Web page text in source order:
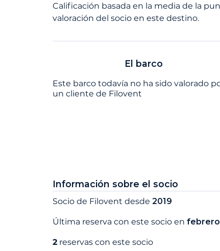
Calificación basada en la media de la
valoración del socio en este destino.
El barco
Este barco todavía no ha sido valorado
un cliente de Filovent
Información sobre el socio
Socio de Filovent desde 2019
Última reserva con este socio en
2 reservas con este socio